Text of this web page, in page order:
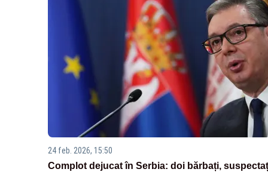
24 feb. 2026, 15:50
Complot dejucat în Serbia: doi bărbați,